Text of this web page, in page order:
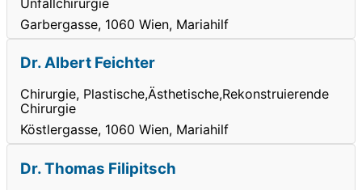
Garbergasse, 1060 Wien, Mariahilf
Dr. Albert Feichter
Chirurgie, Plastische,Ästhetische,Rekonstruierende
Chirurgie
Köstlergasse, 1060 Wien, Mariahilf
Dr. Thomas Filipitsch